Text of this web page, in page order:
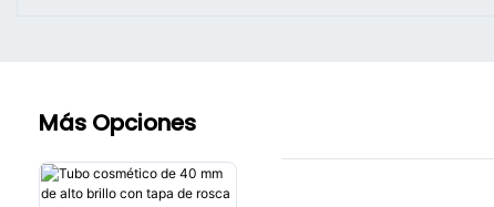
Más Opciones